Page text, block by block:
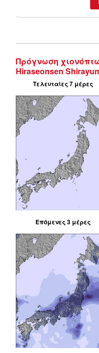
Πρόγνωση
Hiraseonsen
Τελευταίες 7 μέρες
Επόμενες 3 μέρες